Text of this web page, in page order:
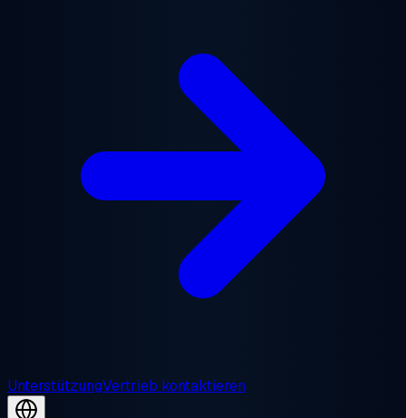
UnterstützungVertrieb kontaktieren